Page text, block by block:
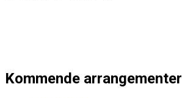
Kommende arrangementer